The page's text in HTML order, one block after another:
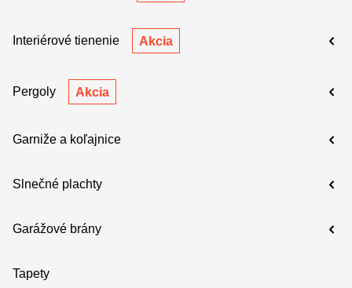
Interiérové tienenie Akcia
Pergoly Akcia
Garniže a koľajnice
Slnečné plachty
Garážové brány
Tapety